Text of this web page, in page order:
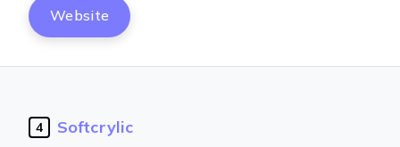
Website
4 Softcrylic